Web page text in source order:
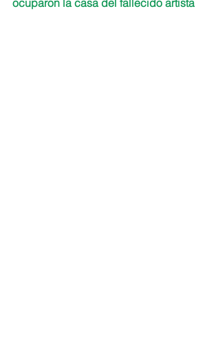
ocuparon la casa del fallecido artista